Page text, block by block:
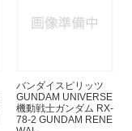
バンダイスピリッツ
GUNDAM UNIVERSE
機動戦士ガンダム RX-
78-2 GUNDAM RENE